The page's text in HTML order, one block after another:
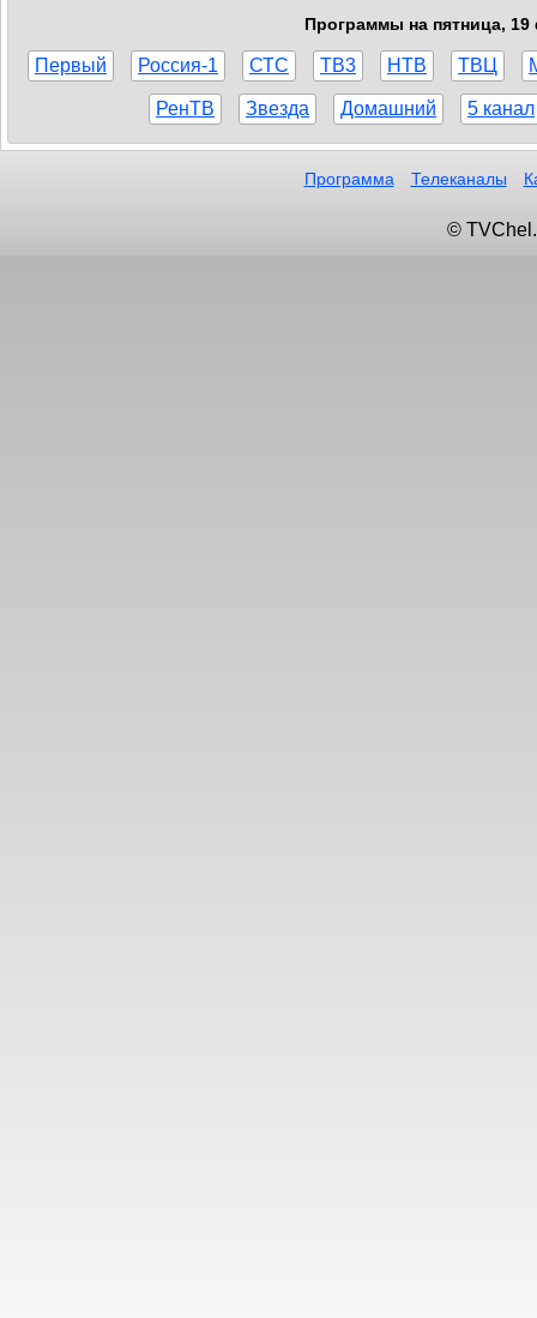
Программы на пятница, 19
Первый Россия-1 СТС ТВ3 НТВ ТВЦ
РенТВ Звезда Домашний 5 канал
Программа Телеканалы
©